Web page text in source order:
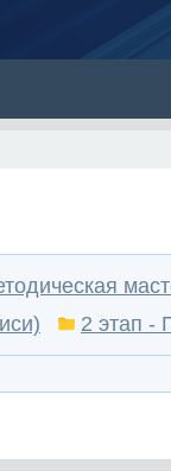
2 этап -